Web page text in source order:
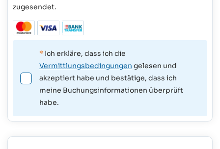
zugesendet.
* Ich erkläre, dass ich die
Vermittlungsbedingungen gelesen und
akzeptiert habe und bestätige, dass ich
meine Buchungsinformationen überprüft
habe.